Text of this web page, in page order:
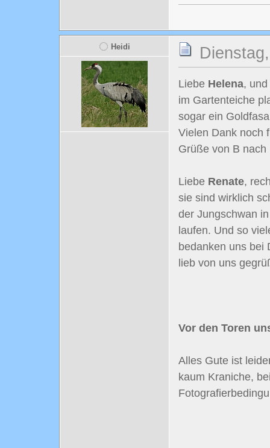
Heidi
Liebe Helena,
im Gartenteiche
sogar ein
Vielen Dank noch
Grüße von B
Liebe Renate,
sie sind wirklich
der Jungschwan
laufen. Und so
bedanken uns bei
lieb von uns
Vor den Toren
Alles Gute ist
kaum Kraniche,